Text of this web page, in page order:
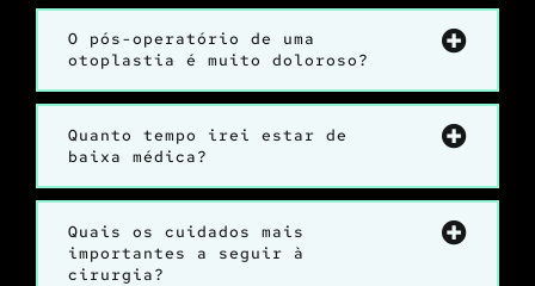
O pós-operatório de uma
otoplastia é muito doloroso?
Quanto tempo irei estar de
baixa médica?
Quais os cuidados mais
importantes a seguir à
cirurgia?